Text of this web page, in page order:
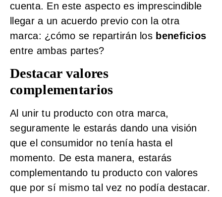
cuenta. En este aspecto es imprescindible
llegar a un acuerdo previo con la otra
marca: ¿cómo se repartirán los beneficios
entre ambas partes?
Destacar valores
complementarios
Al unir tu producto con otra marca,
seguramente le estarás dando una visión
que el consumidor no tenía hasta el
momento. De esta manera, estarás
complementando tu producto con valores
que por sí mismo tal vez no podía destacar.